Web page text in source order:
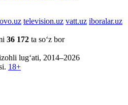
television.uz vatt.uz iboralar.uz
36 172 ta so‘z bor
lug‘ati, 2014–2026
18+